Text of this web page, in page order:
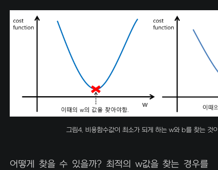
그림4. 비용함수값이 최소가 되게 하는 w와 b를 찾는 것
어떻게 찾을 수 있을까? 최적의 w값을 찾는 경우를